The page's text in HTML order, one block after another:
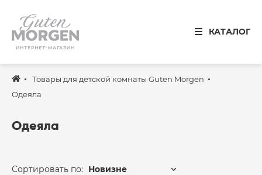
КАТАЛОГ
Иваново
8 800 100 34 50
Звонок по России бесплатный
Спальня
Столовая
Товары для детской комнаты Guten Morgen
Одеяла
Одеяла
Сортировать по: Новизне